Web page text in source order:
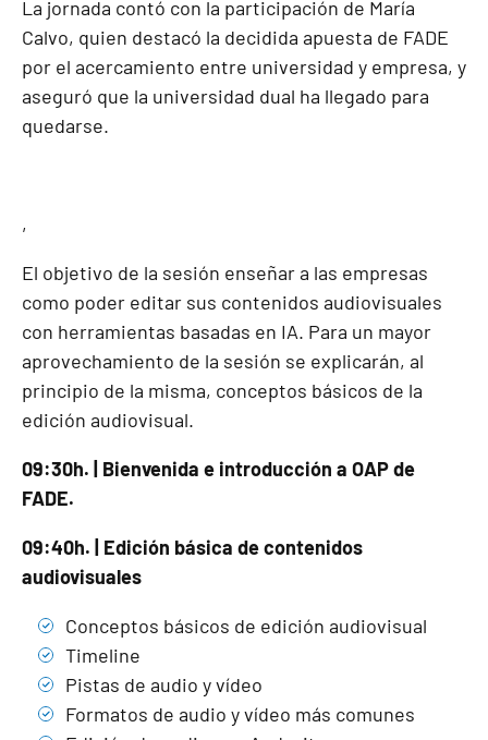
La jornada contó con la participación de María
Calvo, quien destacó la decidida apuesta de FADE
por el acercamiento entre universidad y empresa, y
aseguró que la universidad dual ha llegado para
quedarse.
,
El objetivo de la sesión enseñar a las empresas
como poder editar sus contenidos audiovisuales
con herramientas basadas en IA. Para un mayor
aprovechamiento de la sesión se explicarán, al
principio de la misma, conceptos básicos de la
edición audiovisual.
09:30h. | Bienvenida e introducción a OAP de
FADE.
09:40h. | Edición básica de contenidos
audiovisuales
Conceptos básicos de edición audiovisual
Timeline
Pistas de audio y vídeo
Formatos de audio y vídeo más comunes